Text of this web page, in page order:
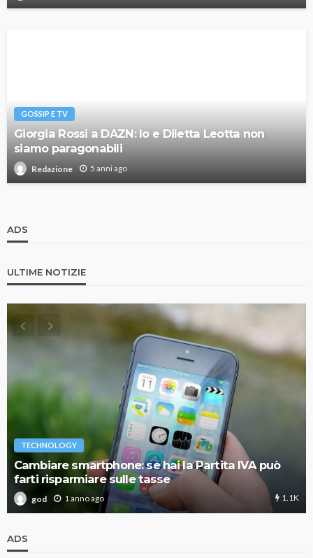
GOSSIP E TV
Giorgia Rossi a DAZN: Io e Diletta Leotta non
siamo paragonabili
Redazione 5 anni ago
ADS
ULTIME NOTIZIE
TECHNOLOGY
Cambiare smartphone: se hai la Partita IVA può
farti risparmiare sulle tasse
god 1 anno ago 1.1K
ADS